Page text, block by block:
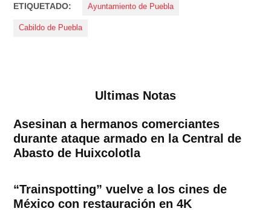
ETIQUETADO: Ayuntamiento de Puebla
Cabildo de Puebla
Ultimas Notas
Asesinan a hermanos comerciantes
durante ataque armado en la Central de
Abasto de Huixcolotla
“Trainspotting” vuelve a los cines de
México con restauración en 4K